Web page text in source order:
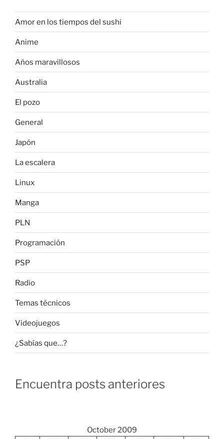
Amor en los tiempos del sushi
Anime
Años maravillosos
Australia
El pozo
General
Japón
La escalera
Linux
Manga
PLN
Programación
PSP
Radio
Temas técnicos
Videojuegos
¿Sabías que…?
Encuentra posts anteriores
October 2009